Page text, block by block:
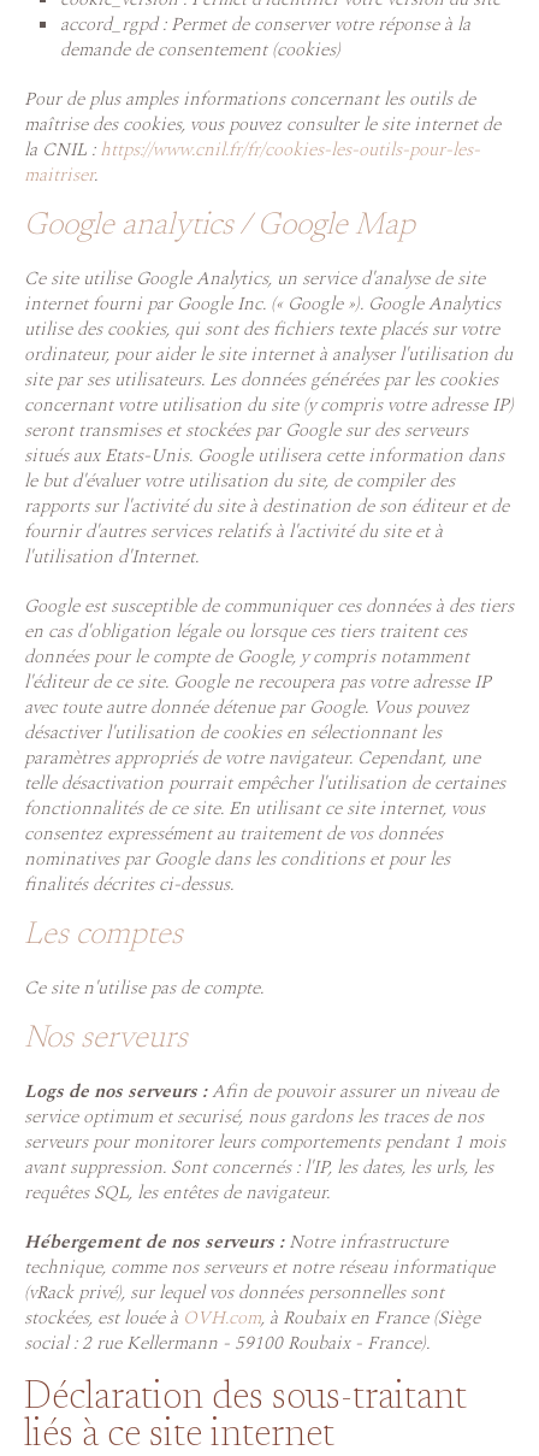
accord_rgpd : Permet de conserver votre réponse à la
demande de consentement (cookies)
Pour de plus amples informations concernant les outils de
maîtrise des cookies, vous pouvez consulter le site internet de
la CNIL :https://www.cnil.fr/fr/cookies-les-outils-pour-les-
maitriser.
Google analytics / Google Map
Ce site utilise Google Analytics, un service d'analyse de site
internet fourni par Google Inc. (« Google »). Google Analytics
utilise des cookies, qui sont des fichiers texte placés sur votre
ordinateur, pour aider le site internet à analyser l'utilisation du
site par ses utilisateurs. Les données générées par les cookies
concernant votre utilisation du site (y compris votre adresse IP)
seront transmises et stockées par Google sur des serveurs
situés aux Etats-Unis. Google utilisera cette information dans
le but d'évaluer votre utilisation du site, de compiler des
rapports sur l'activité du site à destination de son éditeur et de
fournir d'autres services relatifs à l'activité du site et à
l'utilisation d'Internet.
Google est susceptible de communiquer ces données à des tiers
en cas d'obligation légale ou lorsque ces tiers traitent ces
données pour le compte de Google, y compris notamment
l'éditeur de ce site. Google ne recoupera pas votre adresse IP
avec toute autre donnée détenue par Google. Vous pouvez
désactiver l'utilisation de cookies en sélectionnant les
paramètres appropriés de votre navigateur. Cependant, une
telle désactivation pourrait empêcher l'utilisation de certaines
fonctionnalités de ce site. En utilisant ce site internet, vous
consentez expressément au traitement de vos données
nominatives par Google dans les conditions et pour les
finalités décrites ci-dessus.
Les comptes
Ce site n'utilise pas de compte.
Nos serveurs
Logs de nos serveurs :Afin de pouvoir assurer un niveau de
service optimum et securisé, nous gardons les traces de nos
serveurs pour monitorer leurs comportements pendant 1 mois
avant suppression. Sont concernés : l'IP, les dates, les urls, les
requêtes SQL, les entêtes de navigateur.
Hébergement de nos serveurs :Notre infrastructure
technique, comme nos serveurs et notre réseau informatique
(vRack privé), sur lequel vos données personnelles sont
stockées, est louée à OVH.com, à Roubaix en France (Siège
social : 2 rue Kellermann - 59100 Roubaix - France).
Déclaration des sous-traitant
liés à ce site internet